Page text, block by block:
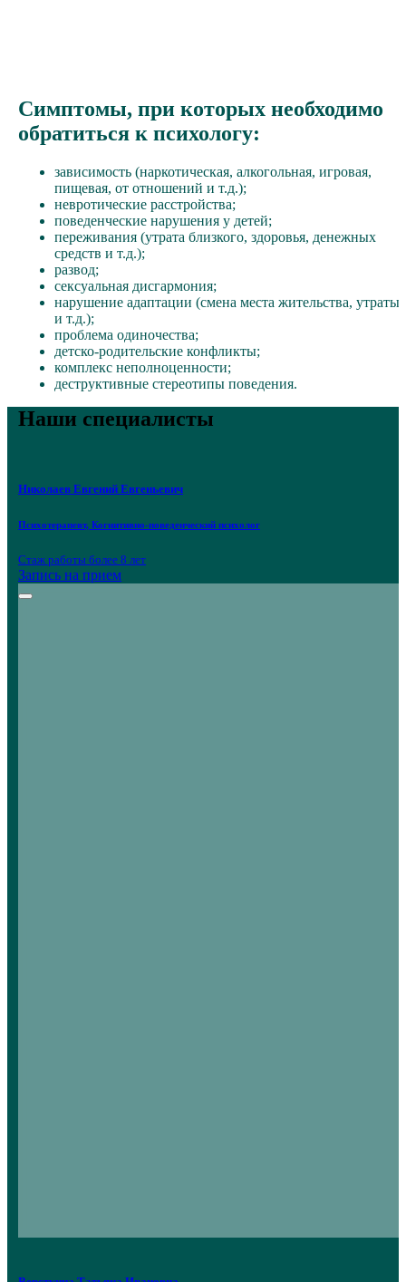
Симптомы, при которых необходимо
обратиться к психологу:
зависимость (наркотическая, алкогольная, игровая,
пищевая, от отношений и т.д.);
невротические расстройства;
поведенческие нарушения у детей;
переживания (утрата близкого, здоровья, денежных
средств и т.д.);
развод;
сексуальная дисгармония;
нарушение адаптации (смена места жительства, утраты
и т.д.);
проблема одиночества;
детско-родительские конфликты;
комплекс неполноценности;
деструктивные стереотипы поведения.
Наши специалисты
Николаев Евгений Евгеньевич
Психотерапевт, Когнитивно-поведенческий психолог
Стаж работы более 8 лет
Запись на прием